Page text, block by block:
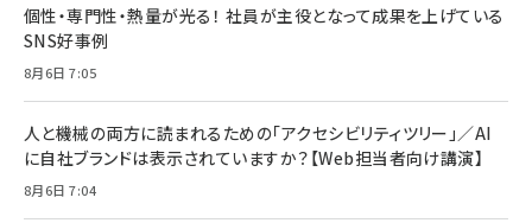
個性・専門性・熱量が光る！ 社員が主役となって成果を上げている
SNS好事例
8月6日 7:05
人と機械の両方に読まれるための「アクセシビリティツリー」／AI
に自社ブランドは表示されていますか？【Web担当者向け講演】
8月6日 7:04